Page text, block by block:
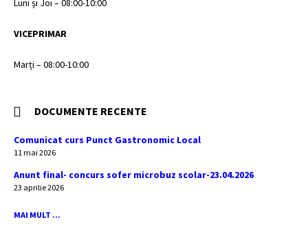
Luni și Joi – 08:00-10:00
VICEPRIMAR
Marți – 08:00-10:00
DOCUMENTE RECENTE
Comunicat curs Punct Gastronomic Local
11 mai 2026
Anunt final- concurs sofer microbuz scolar-23.04.2026
23 aprilie 2026
MAI MULT ...